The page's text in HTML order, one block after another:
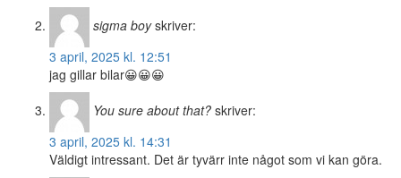
sigma boy skriver:
3 april, 2025 kl. 12:51
jag gillar bilar😀😀😀
You sure about that? skriver:
3 april, 2025 kl. 14:31
Väldigt intressant. Det är tyvärr inte något som vi kan göra.